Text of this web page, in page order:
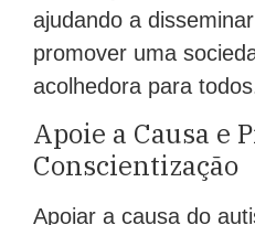
ajudando a
promover uma
acolhedora para
Apoie a Causa e
Conscientização
Apoiar a causa do